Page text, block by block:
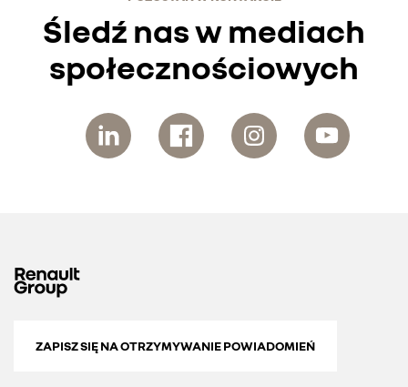
Śledź nas w mediach
społecznościowych
ZAPISZ SIĘ NA OTRZYMYWANIE POWIADOMIEŃ